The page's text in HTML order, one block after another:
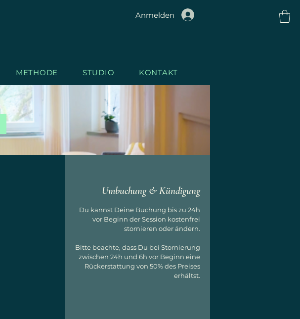
Anmelden
1GHT
METHODE STUDIO KONTAKT
Umbuchung & Kündigung
Du kannst Deine Buchung bis zu 24h
vor Beginn der Session kostenfrei
stornieren oder ändern.
Bitte beachte, dass Du bei Stornierung
zwischen 24h und 6h vor Beginn eine
Rückerstattung von 50% des Preises
erhältst.